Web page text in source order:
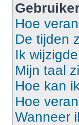
Hoe
De tijden
Ik
Mijn taal
Hoe kan
Hoe
Wanneer